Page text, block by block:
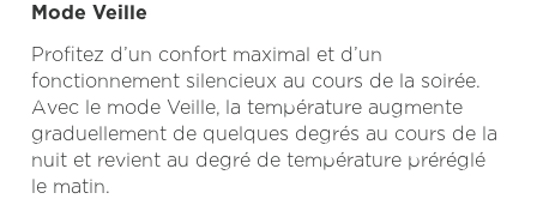
Mode Veille
Profitez d’un confort maximal et d’un
fonctionnement silencieux au cours de la soirée.
Avec le mode Veille, la température augmente
graduellement de quelques degrés au cours de la
nuit et revient au degré de température préréglé
le matin.